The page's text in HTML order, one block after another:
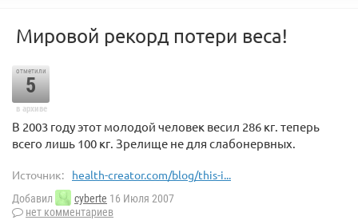
Мировой рекорд потери веса!
отметили
5
в архиве
В 2003 году этот молодой человек весил 286 кг. теперь
всего лишь 100 кг. Зрелище не для слабонервных.
Источник: health-creator.com/blog/this-i...
Добавил cyberte 16 Июля 2007
нет комментариев